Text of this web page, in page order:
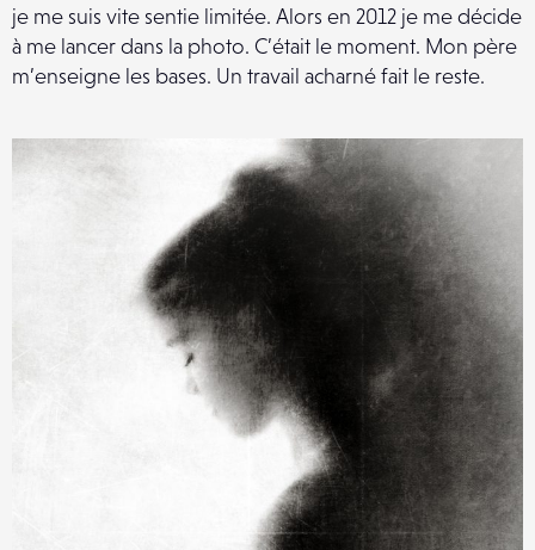
je me suis vite sentie limitée. Alors en 2012 je me décide
à me lancer dans la photo. C’était le moment. Mon père
m’enseigne les bases. Un travail acharné fait le reste.